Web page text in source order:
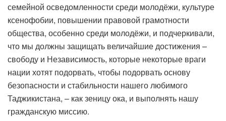
семейной осведомленности среди молодёжи, культуре
ксенофобии, повышении правовой грамотности
общества, особенно среди молодёжи, и подчеркивали,
что мы должны защищать величайшие достижения –
свободу и Независимость, которые некоторые враги
нации хотят подорвать, чтобы подорвать основу
безопасности и стабильности нашего любимого
Таджикистана, – как зеницу ока, и выполнять нашу
гражданскую миссию.